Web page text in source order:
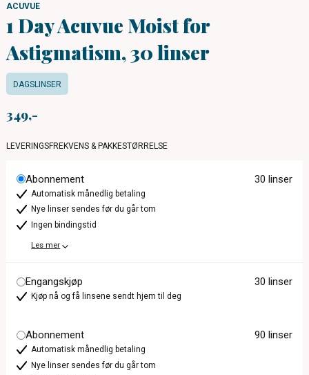
ACUVUE
1 Day Acuvue Moist for
Astigmatism, 30 linser
DAGSLINSER
349
LEVERINGSFREKVENS & PAKKESTØRRELSE
Abonnement 30 linser
Automatisk månedlig betaling
Nye linser sendes før du går tom
Ingen bindingstid
Les mer
Engangskjøp 30 linser
Kjøp nå og få linsene sendt hjem til deg
Abonnement 90 linser
Automatisk månedlig betaling
Nye linser sendes før du går tom